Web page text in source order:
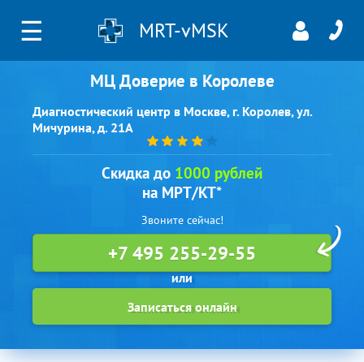
☰ MRT-vMSK
МЦ Доверие в Королеве
Диагностический центр в Москве, г. Королев, ул.
Мичурина, д. 21А
Скидка до 1000 рублей
на МРТ/КТ*
Звоните сейчас!
+7 495 255-29-55
Записаться онлайн